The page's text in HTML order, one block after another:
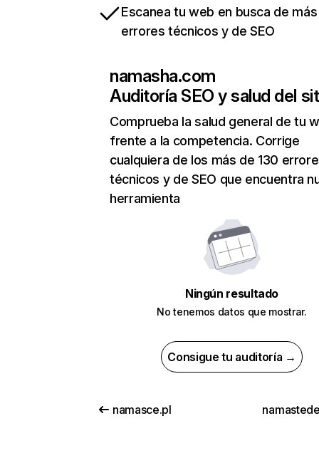
Escanea tu web en busca de
errores técnicos y de SEO
namasha.com
Auditoría SEO y salud del
Comprueba la salud general de tu
frente a la competencia. Corrige
cualquiera de los más de 130
técnicos y de SEO que encuentra
herramienta
Ningún resultado
No tenemos datos que mostrar.
Consigue tu auditoría →
namasce.pl